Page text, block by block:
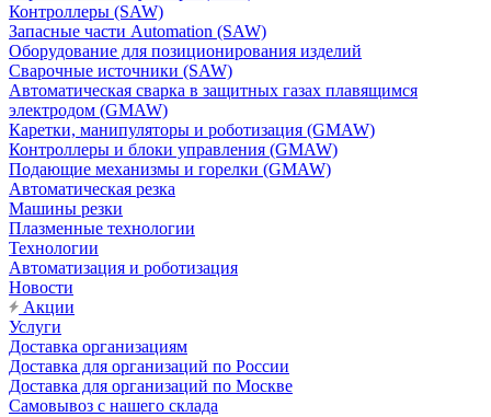
Контроллеры (SAW)
Запасные части Automation (SAW)
Оборудование для позиционирования изделий
Сварочные источники (SAW)
Автоматическая сварка в защитных газах плавящимся
электродом (GMAW)
Каретки, манипуляторы и роботизация (GMAW)
Контроллеры и блоки управления (GMAW)
Подающие механизмы и горелки (GMAW)
Автоматическая резка
Машины резки
Плазменные технологии
Технологии
Автоматизация и роботизация
Новости
Акции
Услуги
Доставка организациям
Доставка для организаций по России
Доставка для организаций по Москве
Самовывоз с нашего склада